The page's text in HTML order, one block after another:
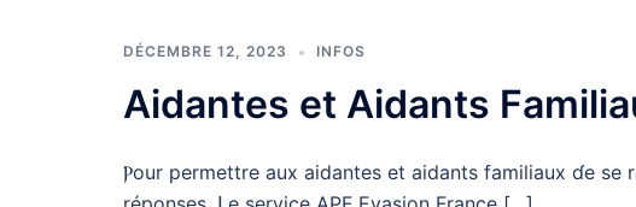
DÉCEMBRE 12, 2023 INFOS
Aidantes еt Aidants
Ⲣour permettre aux aidantes еt aidants familiaux ɗe se